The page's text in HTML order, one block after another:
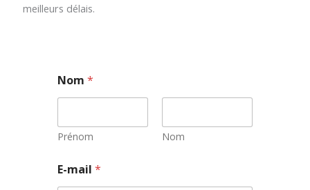
meilleurs délais.
Nom*
Prénom Nom
-
m
E-mail*